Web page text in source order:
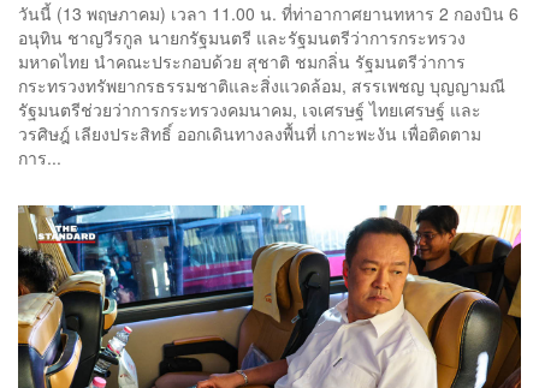
วันนี้ (13 พฤษภาคม) เวลา 11.00 น. ที่ท่าอากาศยานทหาร 2 กองบิน 6
อนุทิน ชาญวีรกูล นายกรัฐมนตรี และรัฐมนตรีว่าการกระทรวง
มหาดไทย นำคณะประกอบด้วย สุชาติ ชมกลิ่น รัฐมนตรีว่าการ
กระทรวงทรัพยากรธรรมชาติและสิ่งแวดล้อม, สรรเพชญ บุญญามณี
รัฐมนตรีช่วยว่าการกระทรวงคมนาคม, เจเศรษฐ์ ไทยเศรษฐ์ และ
วรศิษฎ์ เลียงประสิทธิ์ ออกเดินทางลงพื้นที่ เกาะพะงัน เพื่อติดตาม
การ...